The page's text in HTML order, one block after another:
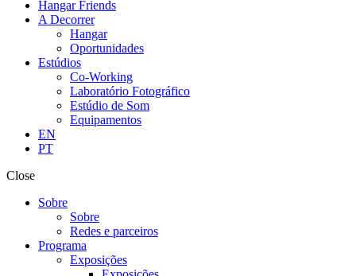
Hangar Friends
A Decorrer
Hangar
Oportunidades
Estúdios
Co-Working
Laboratório Fotográfico
Estúdio de Som
Equipamentos
EN
PT
Close
Sobre
Sobre
Redes e parceiros
Programa
Exposições